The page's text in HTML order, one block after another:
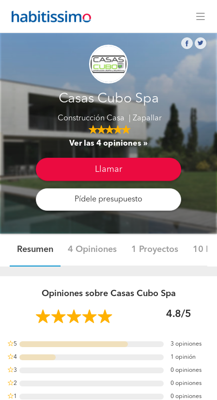
Casas Cubo Spa
Construcción Casa Zapallar
Ver las 4 opiniones
Llamar
Pídele presupuesto
Resumen 4 Opiniones 1 Proyectos 10
Opiniones sobre Casas Cubo Spa
4.8/5
5 3 opiniones
75%
4 1 opinión
25%
3 0 opiniones
2 0 opiniones
1 0 opiniones